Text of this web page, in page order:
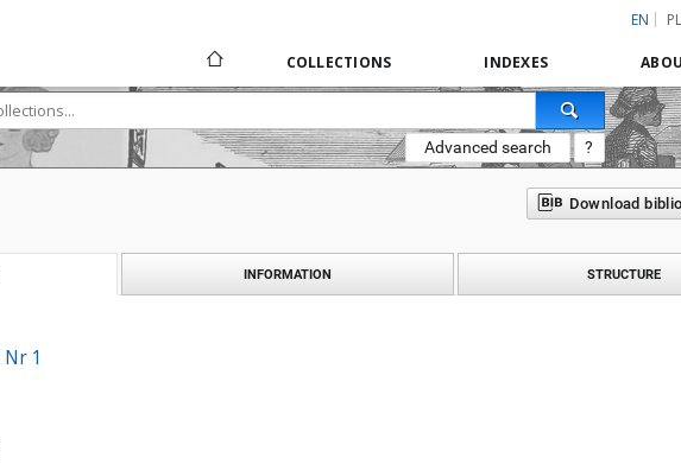
EN PL
COLLECTIONS INDEXES
Advanced search ?
Download
INFORMATION STRUCTURE
1